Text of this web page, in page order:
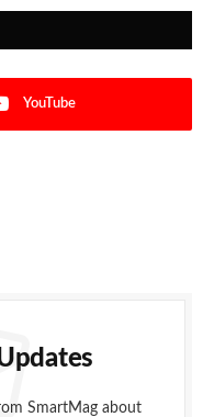
YouTube
SmartMag about